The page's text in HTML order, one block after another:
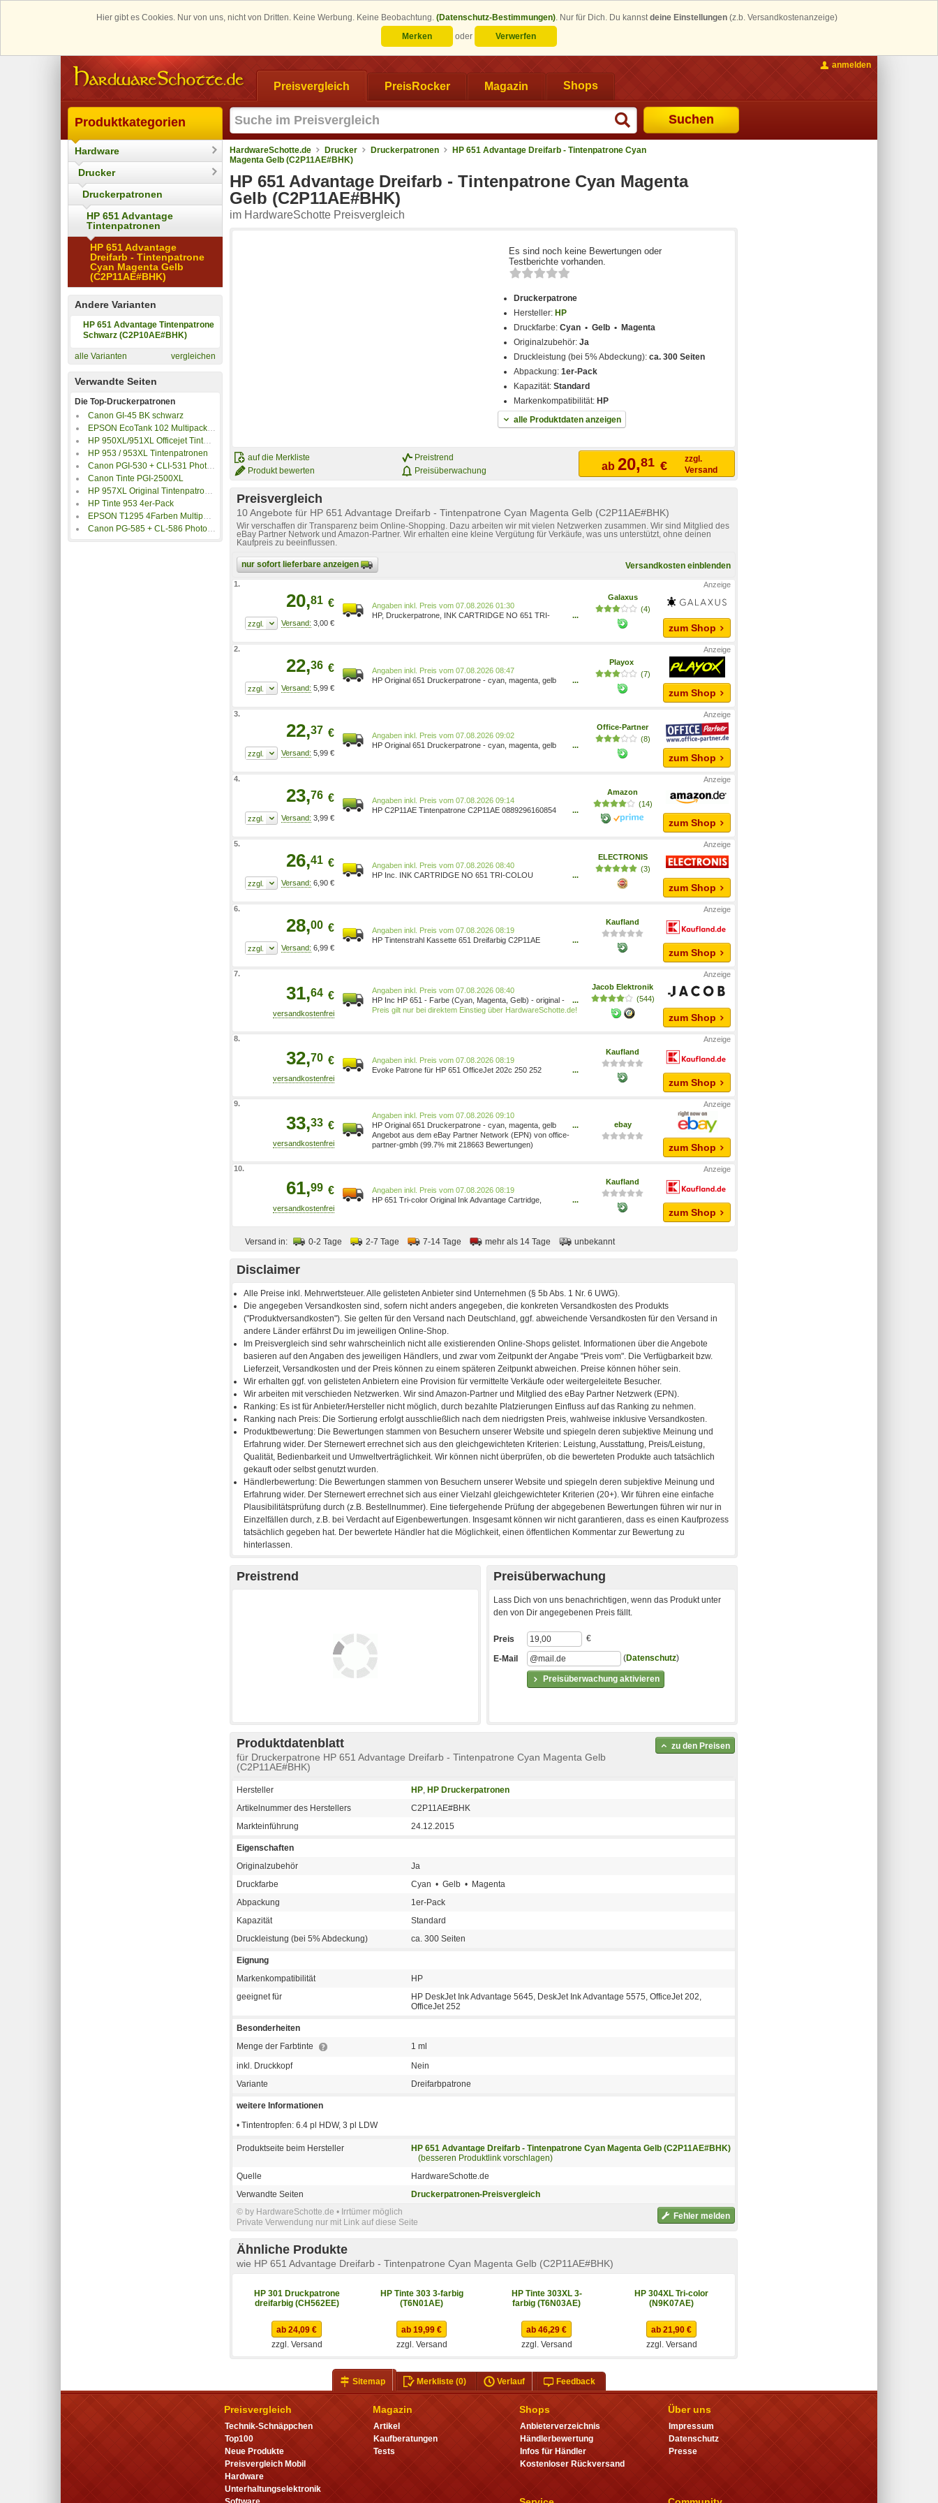
Hier gibt es Cookies. Nur von uns, nicht von Dritten. Keine Werbung. Keine Beobachtung. (Datenschutz-Bestimmungen). Nur für Dich. Du kannstdeine Einstellungen (z.b. Versandkostenanzeige)
Merken
oder Verwerfen
Preisvergleich PreisRocker Magazin Shops
Suchen
anmelden
Produktkategorien
Hardware
Drucker
Druckerpatronen
HP 651 Advantage
Tintenpatronen
HP 651 Advantage
Dreifarb - Tintenpatrone
Cyan Magenta Gelb
(C2P11AE#BHK)
Andere Varianten
HP 651 Advantage Tintenpatrone
Schwarz (C2P10AE#BHK)
alle Varianten vergleichen
Verwandte Seiten
Die Top-Druckerpatronen
Canon GI-45 BK schwarz
EPSON EcoTank 102 Multipack 337ml
HP 950XL/951XL Officejet Tintenpatronen
HP 953 / 953XL Tintenpatronen
Canon PGI-530 + CLI-531 Photo Value Pack
Canon Tinte PGI-2500XL
HP 957XL Original Tintenpatrone schwarz
HP Tinte 953 4er-Pack
EPSON T1295 4Farben Multipack
Canon PG-585 + CL-586 Photo Value Pack
HardwareSchotte.de Drucker Druckerpatronen
HP 651 Advantage Dreifarb - Tintenpatrone Cyan
Magenta Gelb (C2P11AE#BHK)
HP 651 Advantage Dreifarb - Tintenpatrone Cyan Magenta
Gelb (C2P11AE#BHK)
im HardwareSchotte Preisvergleich
Es sind noch keine Bewertungen oder
Testberichte vorhanden.
Druckerpatrone
Hersteller: HP
Druckfarbe:Cyan • Gelb • Magenta
Originalzubehör:Ja
Druckleistung (bei 5% Abdeckung):ca. 300 Seiten
Abpackung:1er-Pack
Kapazität:Standard
Markenkompatibilität: HP
alle Produktdaten anzeigen
auf die Merkliste
Produkt bewerten
Preistrend
Preisüberwachung
ab 20,81 €
zzgl.
Versand
Preisvergleich
10 Angebote für HP 651 Advantage Dreifarb - Tintenpatrone Cyan Magenta Gelb (C2P11AE#BHK)
Wir verschaffen dir Transparenz beim Online-Shopping. Dazu arbeiten wir mit vielen Netzwerken zusammen. Wir sind Mitglied des
eBay Partner Network und Amazon-Partner. Wir erhalten eine kleine Vergütung für Verkäufe, was uns unterstützt, ohne deinen
Kaufpreis zu beeinflussen.
nur sofort lieferbare anzeigen Versandkosten einblenden
1.
20,81 €
3,00 €
Preis vom 07.08.2026 01:30
HP, Druckerpatrone, INK CARTRIDGE NO 651 TRI-
...
Galaxus
(4)
zum Shop
2.
22,36 €
5,99 €
Preis vom 07.08.2026 08:47
HP Original 651 Druckerpatrone - cyan, magenta, gelb
...
Playox
(7)
zum Shop
3.
22,37 €
5,99 €
Preis vom 07.08.2026 09:02
HP Original 651 Druckerpatrone - cyan, magenta, gelb
...
Office-Partner
(8)
zum Shop
4.
23,76 €
3,99 €
Preis vom 07.08.2026 09:14
HP C2P11AE Tintenpatrone C2P11AE 0889296160854
...
Amazon
(14)
zum Shop
5.
26,41 €
6,90 €
Preis vom 07.08.2026 08:40
HP Inc. INK CARTRIDGE NO 651 TRI-COLOU
...
ELECTRONIS
(3)
zum Shop
6.
28,00 €
6,99 €
Preis vom 07.08.2026 08:19
HP Tintenstrahl Kassette 651 Dreifarbig C2P11AE
...
Kaufland
zum Shop
7.
31,64 €
Preis vom 07.08.2026 08:40
HP Inc HP 651 - Farbe (Cyan, Magenta, Gelb) - original -
Ink Advantage - Tintenpatrone - für ENVY 5640, 5660,
...
Preis gilt nur bei direktem Einstieg über HardwareSchotte.de!
Jacob Elektronik
(544)
zum Shop
8.
32,70 €
Preis vom 07.08.2026 08:19
Evoke Patrone für HP 651 OfficeJet 202c 250 252
...
Kaufland
zum Shop
9.
33,33 €
Preis vom 07.08.2026 09:10
HP Original 651 Druckerpatrone - cyan, magenta, gelb
(C2P11AE#BHK)
...
Angebot aus dem eBay Partner Network (EPN) von office-
partner-gmbh (99.7% mit 218663 Bewertungen)
ebay
zum Shop
10.
61,99 €
Preis vom 07.08.2026 08:19
HP 651 Tri-color Original Ink Advantage Cartridge,
...
Kaufland
zum Shop
Versand in: 0-2 Tage 2-7 Tage 7-14 Tage mehr als 14 Tage unbekannt
Disclaimer
Preistrend Preisüberwachung
Lass Dich von uns benachrichtigen, wenn das Produkt unter
den von Dir angegebenen Preis fällt.
Preisüberwachung aktivieren
Preis €
E-Mail (Datenschutz)
Produktdatenblatt
für Druckerpatrone HP 651 Advantage Dreifarb - Tintenpatrone Cyan Magenta Gelb
(C2P11AE#BHK)
zu den Preisen
Hersteller HP, HP Druckerpatronen
Artikelnummer des Herstellers
C2P11AE#BHK
Markteinführung
24.12.2015
Eigenschaften
Originalzubehör
Ja
Druckfarbe
Cyan • Gelb • Magenta
Abpackung
1er-Pack
Kapazität
Standard
Druckleistung (bei 5% Abdeckung)
ca. 300 Seiten
Eignung
Markenkompatibilität
HP
geeignet für
HP DeskJet Ink Advantage 5645, DeskJet Ink Advantage 5575, OfficeJet 202,
OfficeJet 252
Besonderheiten
Menge der Farbtinte
1 ml
inkl. Druckkopf
Nein
Variante
Dreifarbpatrone
weitere Informationen
• Tintentropfen: 6.4 pl HDW, 3 pl LDW
Produktseite beim Hersteller
HP 651 Advantage Dreifarb - Tintenpatrone Cyan Magenta Gelb (C2P11AE#BHK)
(besseren Produktlink vorschlagen)
Quelle
HardwareSchotte.de
Verwandte Seiten
Druckerpatronen-Preisvergleich
Fehler melden
© by HardwareSchotte.de • Irrtümer möglich
Private Verwendung nur mit Link auf diese Seite
Ähnliche Produkte
wie HP 651 Advantage Dreifarb - Tintenpatrone Cyan Magenta Gelb (C2P11AE#BHK)
HP 301 Druckpatrone
dreifarbig (CH562EE)
HP Tinte 303 3-farbig
(T6N01AE)
HP Tinte 303XL 3-
farbig (T6N03AE)
HP 304XL Tri-color
(N9K07AE)
ab 24,09 €
zzgl. Versand
ab 19,99 €
zzgl. Versand
ab 46,29 €
zzgl. Versand
ab 21,90 €
zzgl. Versand
Sitemap Merkliste(0) Verlauf Feedback
Preisvergleich
Technik-Schnäppchen
Top100
Neue Produkte
Preisvergleich Mobil
Hardware
Unterhaltungselektronik
Magazin
Artikel
Kaufberatungen
Tests
Shops
Anbieterverzeichnis
Händlerbewertung
Infos für Händler
Kostenloser Rückversand
Über uns
Impressum
Datenschutz
Presse